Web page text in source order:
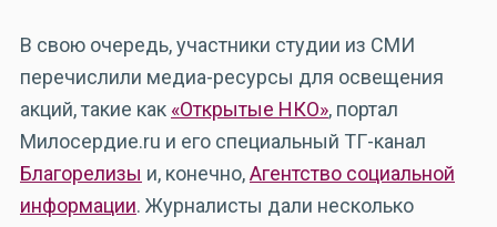
В свою очередь, участники студии из СМИ
перечислили медиа-ресурсы для освещения
акций, такие как «Открытые НКО», портал
Милосердие.ru и его специальный ТГ-канал
Благорелизы и, конечно,Агентство социальной
информации. Журналисты дали несколько